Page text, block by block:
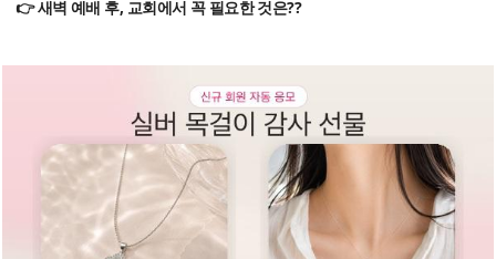
👉 새벽 예배 후, 교회에서 꼭 필요한 것은??